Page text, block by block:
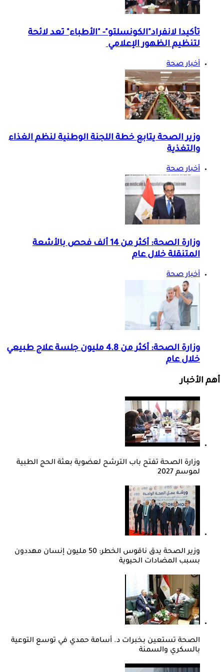
تأكيدا لانفراد"الكونسلتو"- "الأطباء" تعد لائحة
لتنظيم الظهور الإعلامي
أخبار صحة
وزير الصحة يتابع خطة اللجنة الوطنية لنظم الغذاء
والتغذية
أخبار صحة
وزارة الصحة: أكثر من 14 ألف فحص بالأشعة
المتنقلة خلال عام
أخبار صحة
وزارة الصحة: أكثر من 4.8 مليون جلسة علاج طبيعي
خلال عام
أهم الأخبار
وزارة الصحة تفتح باب الترشح لعضوية بعثة الحج الطبية
لموسم 2027
وزير الصحة يدق ناقوس الخطر: 50 مليون إنسان مهددون
بسبب المضادات الحيوية
الصحة تستعين بخبرات د. أسامة حمدي في توسع التوعية
بالسكري والسمنة